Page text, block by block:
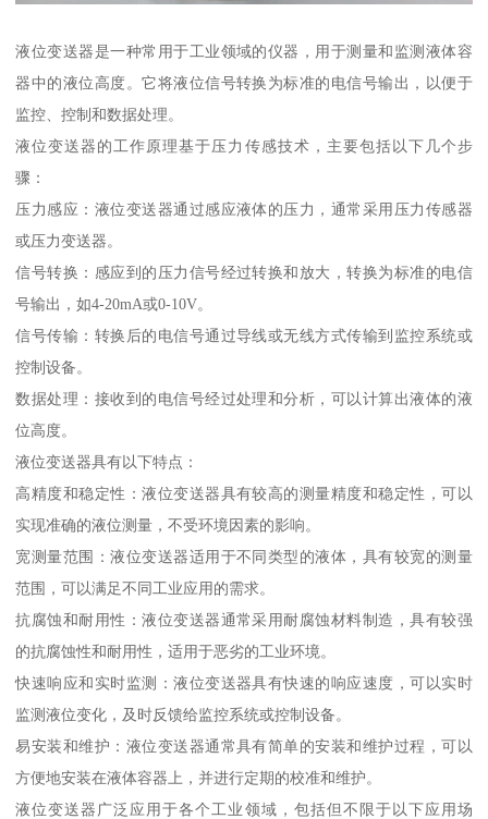
液位变送器是一种常用于工业领域的仪器，用于测量和监测液体容
器中的液位高度。它将液位信号转换为标准的电信号输出，以便于
监控、控制和数据处理。
液位变送器的工作原理基于压力传感技术，主要包括以下几个步
骤：
压力感应：液位变送器通过感应液体的压力，通常采用压力传感器
或压力变送器。
信号转换：感应到的压力信号经过转换和放大，转换为标准的电信
号输出，如4-20mA或0-10V。
信号传输：转换后的电信号通过导线或无线方式传输到监控系统或
控制设备。
数据处理：接收到的电信号经过处理和分析，可以计算出液体的液
位高度。
液位变送器具有以下特点：
高精度和稳定性：液位变送器具有较高的测量精度和稳定性，可以
实现准确的液位测量，不受环境因素的影响。
宽测量范围：液位变送器适用于不同类型的液体，具有较宽的测量
范围，可以满足不同工业应用的需求。
抗腐蚀和耐用性：液位变送器通常采用耐腐蚀材料制造，具有较强
的抗腐蚀性和耐用性，适用于恶劣的工业环境。
快速响应和实时监测：液位变送器具有快速的响应速度，可以实时
监测液位变化，及时反馈给监控系统或控制设备。
易安装和维护：液位变送器通常具有简单的安装和维护过程，可以
方便地安装在液体容器上，并进行定期的校准和维护。
液位变送器广泛应用于各个工业领域，包括但不限于以下应用场